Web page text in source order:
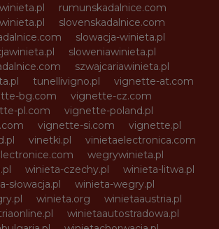
rumunskadalnice.com
slovenskadalnice.com
slowacja-winieta.pl
sloweniawinieta.pl
szwajcariawinieta.pl
tunellivigno.pl
vignette-at.com
bg.com
vignette-cz.com
pl.com
vignette-poland.pl
vignette-si.com
vignette.pl
vinetki.pl
vinietaelectronica.com
wegrywinieta.pl
winieta-czechy.pl
winieta-litwa.pl
słowacja.pl
winieta-wegry.pl
winieta.org
winietaaustria.pl
winietaautostradowa.pl